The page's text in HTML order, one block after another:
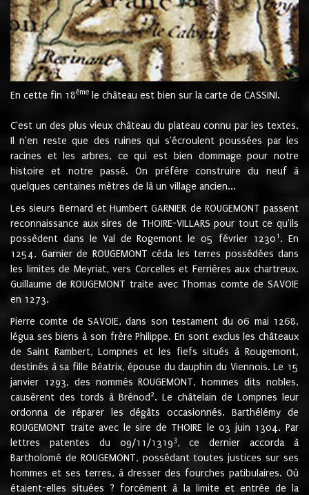
En cette fin 18ème le château est bien sur la carte de CASSINI.
C'est un des plus vieux château du plateau connu par les textes.
Il n'en reste que des ruines qui s'écroulent poussées par les
racines et les arbres, ce qui est bien dommage pour notre
histoire et notre passé. On préfère construire du neuf à
quelques centaines mètres de là un village ancien...
Les sieurs Bernard et Humbert GARNIER de ROUGEMONT passent
reconnaissance aux sires de THOIRE-VILLARS pour tout ce qu'ils
possèdent dans le Val de Rogemont le 05 février 12301 . En
1254, Garnier de ROUGEMONT céda les terres possédées dans
les limites de Meyriat, vers Corcelles et Ferrières aux chartreux.
Guillaume de ROUGEMONT traite avec Thomas comte de SAVOIE
en 1273.
Pierre comte de SAVOIE, dans son testament du 06 mai 1268,
légua ses biens à son frère Philippe. En sont exclus les châteaux
de Saint Rambert, Lompnes et les fiefs situés à Rougemont,
destinés à sa fille Béatrix, épouse du dauphin du Viennois. Le 15
janvier 1293, des nommés ROUGEMONT, hommes dits nobles,
causèrent des tords à Brénod 2. Le châtelain de Lompnes leur
ordonna de réparer les dégâts occasionnés. Barthélémy de
ROUGEMONT traite avec le sire de THOIRE le 03 juin 1304. Par
lettres patentes du 09/11/13193, ce dernier accorda à
Bartholomé de ROUGEMONT, possédant toutes justices sur ses
hommes et ses terres, à dresser des fourches patibulaires. Où
étaient-elles situées ? forcément à la limite et entrée de la